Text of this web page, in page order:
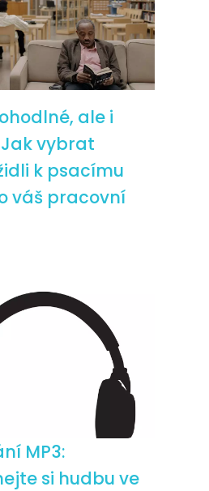
ale i
vybrat
k psacímu
váš pracovní
MP3:
si hudbu ve